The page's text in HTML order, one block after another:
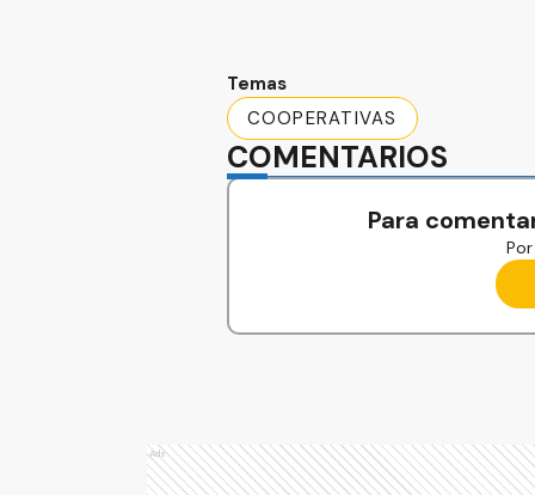
Temas
COOPERATIVAS
COMENTARIOS
Para
Ads